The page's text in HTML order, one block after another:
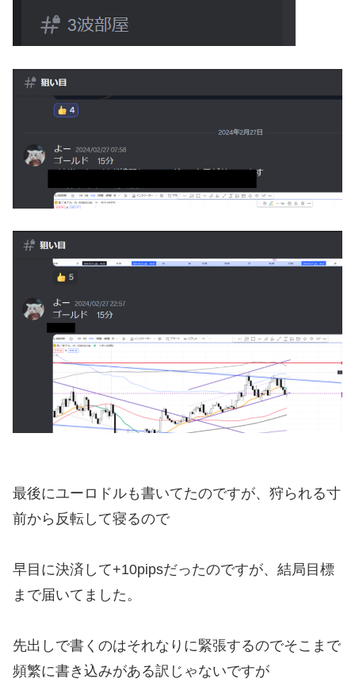
最後にユーロドルも書いてたのですが、狩られる寸
前から反転して寝るので
早目に決済して+10pipsだったのですが、結局目標
まで届いてました。
先出しで書くのはそれなりに緊張するのでそこまで
頻繁に書き込みがある訳じゃないですが